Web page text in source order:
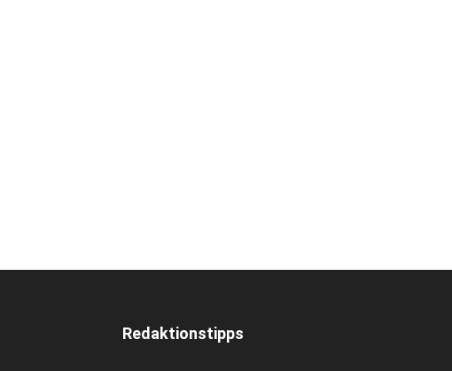
Redaktionstipps